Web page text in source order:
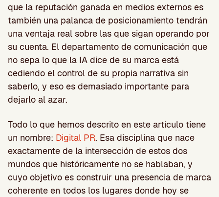
que la reputación ganada en medios externos es
también una palanca de posicionamiento tendrán
una ventaja real sobre las que sigan operando por
su cuenta. El departamento de comunicación que
no sepa lo que la IA dice de su marca está
cediendo el control de su propia narrativa sin
saberlo, y eso es demasiado importante para
dejarlo al azar.
Todo lo que hemos descrito en este artículo tiene
un nombre: Digital PR. Esa disciplina que nace
exactamente de la intersección de estos dos
mundos que históricamente no se hablaban, y
cuyo objetivo es construir una presencia de marca
coherente en todos los lugares donde hoy se